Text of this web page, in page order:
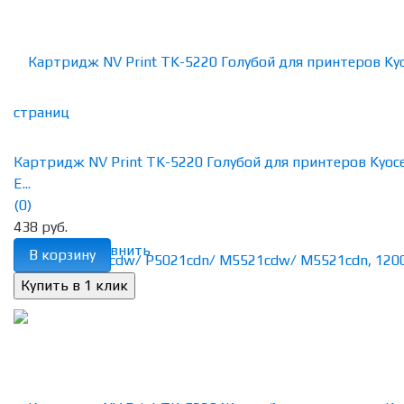
избранное сравнить
Картридж NV Print TK-5220 Голубой для принтеров
E...
(0)
438 руб.
В корзину